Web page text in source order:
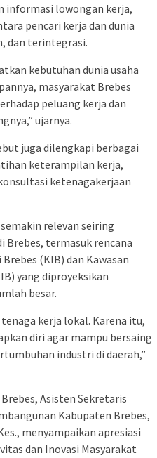
informasi lowongan kerja,
pencari kerja dan dunia
dan terintegrasi.
kebutuhan dunia usaha
masyarakat Brebes
peluang kerja dan
ujarnya.
juga dilengkapi berbagai
keterampilan kerja,
ketenagakerjaan
relevan seiring
termasuk rencana
(KIB) dan Kawasan
yang diproyeksikan
besar.
kerja lokal. Karena itu,
diri agar mampu bersaing
industri di daerah,”
Asisten Sekretaris
Kabupaten Brebes,
menyampaikan apresiasi
dan Inovasi Masyarakat